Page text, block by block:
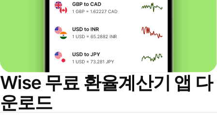
Wise 무료 환율계산기 앱 다
운로드